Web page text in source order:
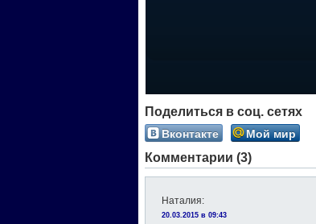
Поделиться в соц. сетях
Вконтакте Мой мир
Комментарии (3)
Наталия:
20.03.2015 в 09:43